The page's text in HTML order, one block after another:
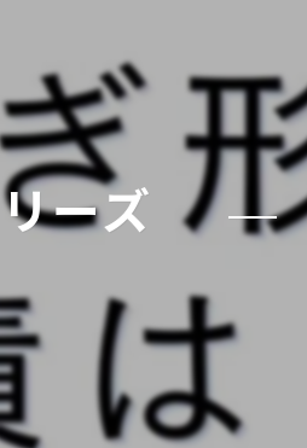
リーズ